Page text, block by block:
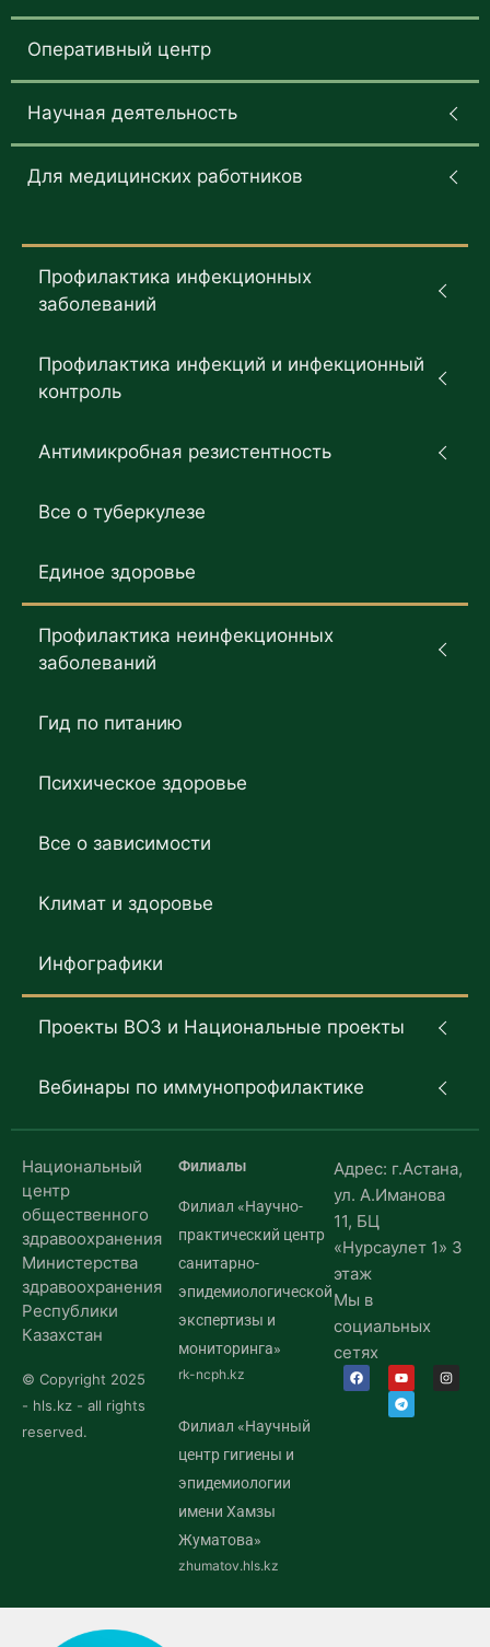
Оперативный центр
Научная деятельность
Для медицинских работников
Профилактика инфекционных
заболеваний
Профилактика инфекций и инфекционный
контроль
Антимикробная резистентность
Все о туберкулезе
Единое здоровье
Профилактика неинфекционных
заболеваний
Гид по питанию
Психическое здоровье
Все о зависимости
Климат и здоровье
Инфографики
Проекты ВОЗ и Национальные проекты
Вебинары по иммунопрофилактике
Национальный
центр
общественного
здравоохранения
Министерства
здравоохранения
Республики
Казахстан
© Copyright 2025
- hls.kz - all rights
reserved.
Филиалы
Филиал «Научно-
практический центр
санитарно-
эпидемиологической
экспертизы и
мониторинга»
rk-ncph.kz
Филиал «Научный
центр гигиены и
эпидемиологии
имени Хамзы
Жуматова»
zhumatov.hls.kz
Адрес: г.Астана,
ул. А.Иманова
11, БЦ
«Нурсаулет 1» 3
этаж
Мы в
социальных
сетях